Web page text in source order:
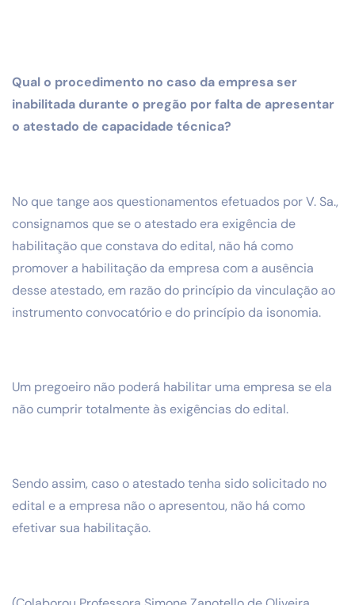
Qual o procedimento no caso da empresa ser
inabilitada durante o pregão por falta de apresentar
o atestado de capacidade técnica?
No que tange aos questionamentos efetuados por V. Sa.,
consignamos que se o atestado era exigência de
habilitação que constava do edital, não há como
promover a habilitação da empresa com a ausência
desse atestado, em razão do princípio da vinculação ao
instrumento convocatório e do princípio da isonomia.
Um pregoeiro não poderá habilitar uma empresa se ela
não cumprir totalmente às exigências do edital.
Sendo assim, caso o atestado tenha sido solicitado no
edital e a empresa não o apresentou, não há como
efetivar sua habilitação.